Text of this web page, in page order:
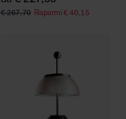
€267,70 Risparmi€40,15